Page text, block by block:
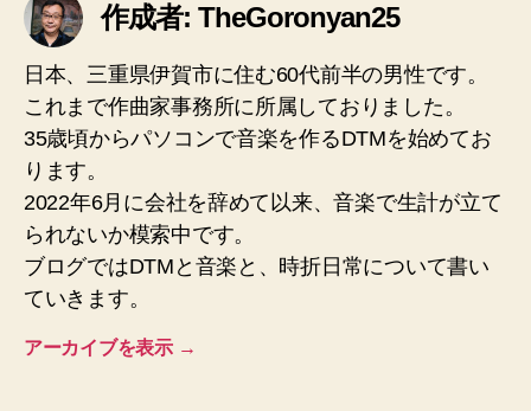
作成者: TheGoronyan25
日本、三重県伊賀市に住む60代前半の男性です。
これまで作曲家事務所に所属しておりました。
35歳頃からパソコンで音楽を作るDTMを始めてお
ります。
2022年6月に会社を辞めて以来、音楽で生計が立て
られないか模索中です。
ブログではDTMと音楽と、時折日常について書い
ていきます。
アーカイブを表示 →